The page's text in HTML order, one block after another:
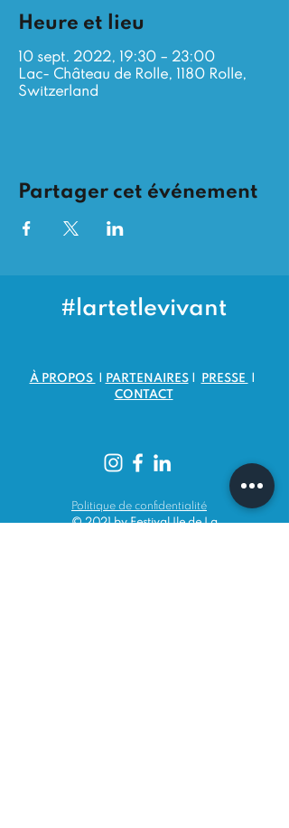
Heure et lieu
10 sept. 2022, 19:30 – 23:00
Lac- Château de Rolle, 1180 Rolle,
Switzerland
Partager cet événement
#lartetlevivant
​À PROPOS PARTENAIRES| PRESSE
CONTACT
Politique de confidentialité
© 2021 by Festival Ile de La